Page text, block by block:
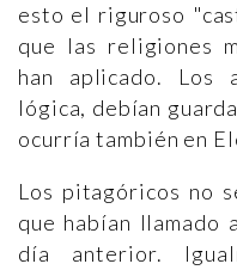
esto el riguroso
que las religiones
han aplicado. Los
lógica, debían
ocurría también en
Los pitagóricos no
que habían llamado
día anterior.